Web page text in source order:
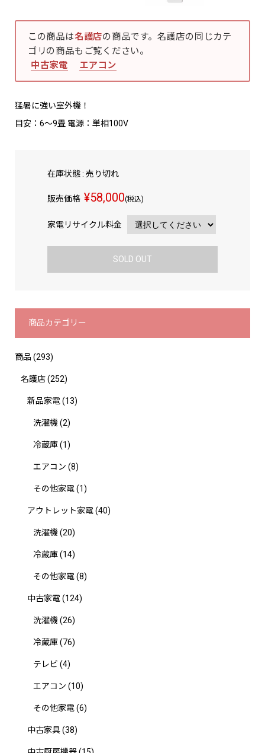
この商品は名護店の商品です。名護店の同じカテ
ゴリの商品もご覧ください。
中古家電
エアコン
猛暑に強い室外機！
目安：6～9畳 電源：単相100V
在庫状態 : 売り切れ
販売価格 ¥58,000(税込)
家電リサイクル料金
SOLD OUT
商品カテゴリー
商品 (293)
名護店(252)
新品家電(13)
洗濯機 (2)
冷蔵庫(1)
エアコン (8)
その他家電(1)
アウトレット家電(40)
洗濯機 (20)
冷蔵庫(14)
その他家電(8)
中古家電(124)
洗濯機 (26)
冷蔵庫(76)
テレビ (4)
エアコン (10)
その他家電(6)
中古家具(38)